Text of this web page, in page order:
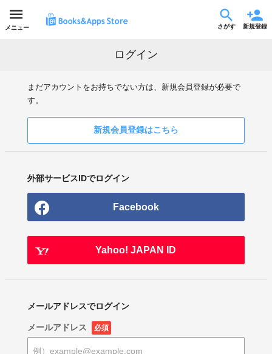
メニュー さがす 新規登録
ログイン
まだアカウントをお持ちでない方は、新規会員登録が必要で
す。
新規会員登録はこちら
外部サービスIDでログイン
Facebook
Yahoo! JAPAN ID
メールアドレスでログイン
メールアドレス 必須